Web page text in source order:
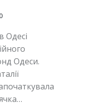
Одесі
Одеси.